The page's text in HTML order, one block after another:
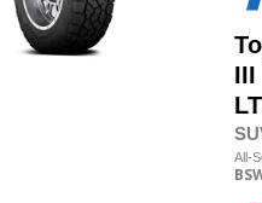
III
All-